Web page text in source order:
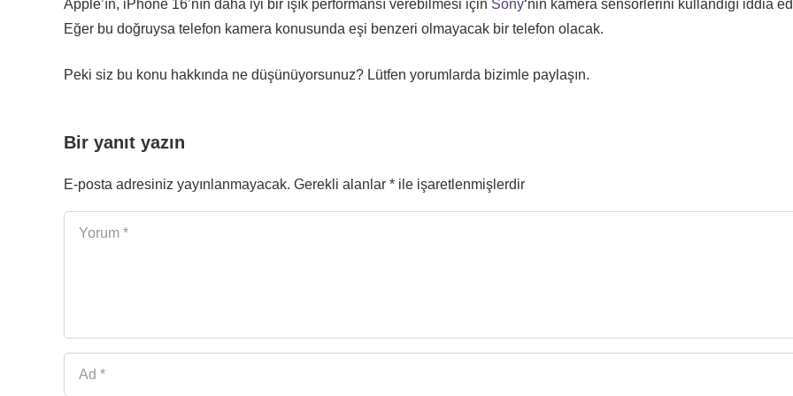
Apple’ın, iPhone 16’nın daha iyi bir ışık performansı verebilmesi için Sony‘nin kamera sensörlerini kullandığı iddia
Eğer bu doğruysa telefon kamera konusunda eşi benzeri olmayacak bir telefon olacak.
Peki siz bu konu hakkında ne düşünüyorsunuz? Lütfen yorumlarda bizimle paylaşın.
Bir yanıt yazın
E-posta adresiniz yayınlanmayacak. Gerekli alanlar * ile işaretlenmişlerdir